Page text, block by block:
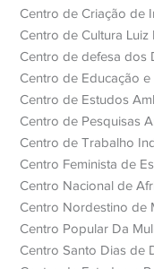
Centro de Criação de
Centro de Cultura Luiz
Centro de defesa dos
Centro de Educação e
Centro de Estudos
Centro de Pesquisas
Centro de Trabalho
Centro Feminista de
Centro Nacional de
Centro Nordestino de
Centro Popular Da
Centro Santo Dias de